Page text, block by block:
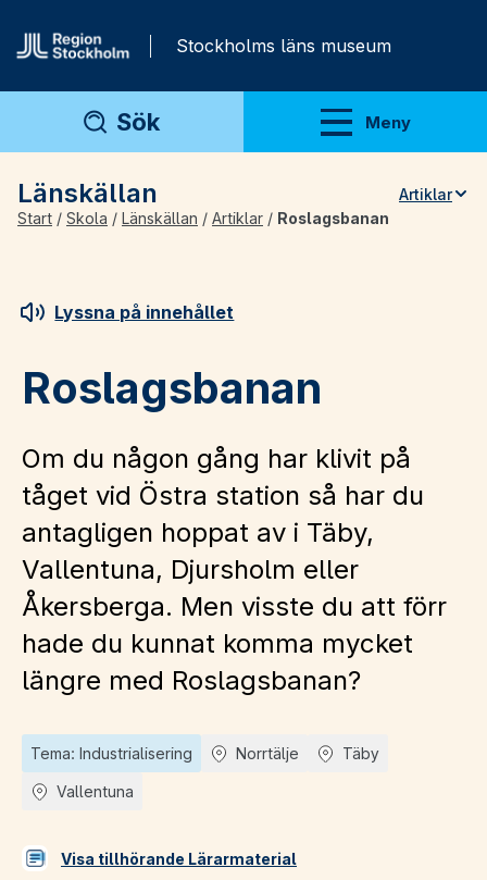
Stockholms läns museum
Sök Meny
Visa meny
Länskällan
Artiklar
Teman
Arkivmaterial
Start / Skola / Länskällan / Artiklar / Roslagsbanan
Lyssna på innehållet
Roslagsbanan
Om du någon gång har klivit på
tåget vid Östra station så har du
antagligen hoppat av i Täby,
Vallentuna, Djursholm eller
Åkersberga. Men visste du att förr
hade du kunnat komma mycket
längre med Roslagsbanan?
Tema: Industrialisering Norrtälje Täby
Vallentuna
Visa tillhörande Lärarmaterial